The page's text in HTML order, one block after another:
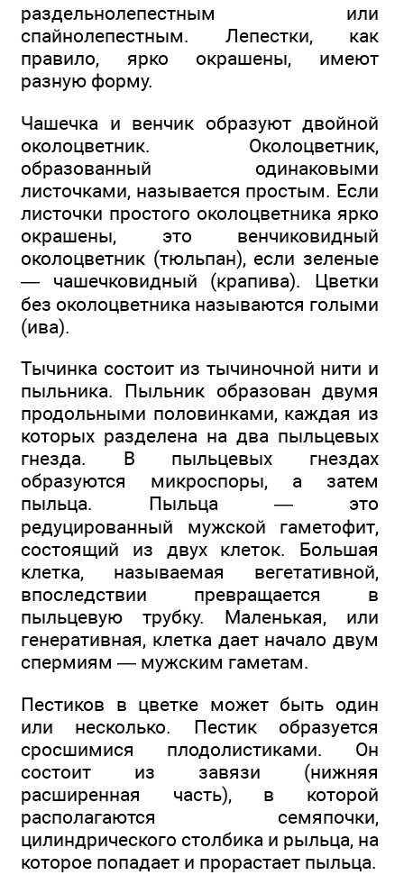
раздельнолепестным или
спайнолепестным. Лепестки, как
правило, ярко окрашены, имеют
разную форму.
Чашечка и венчик образуют двойной
околоцветник. Околоцветник,
образованный одинаковыми
листочками, называется простым. Если
листочки простого околоцветника ярко
окрашены, это венчиковидный
околоцветник (тюльпан), если зеленые
— чашечковидный (крапива). Цветки
без околоцветника называются голыми
(ива).
Тычинка состоит из тычиночной нити и
пыльника. Пыльник образован двумя
продольными половинками, каждая из
которых разделена на два пыльцевых
гнезда. В пыльцевых гнездах
образуются микроспоры, а затем
пыльца. Пыльца — это
редуцированный мужской гаметофит,
состоящий из двух клеток. Большая
клетка, называемая вегетативной,
впоследствии превращается в
пыльцевую трубку. Маленькая, или
генеративная, клетка дает начало двум
спермиям — мужским гаметам.
Пестиков в цветке может быть один
или несколько. Пестик образуется
сросшимися плодолистиками. Он
состоит из завязи (нижняя
расширенная часть), в которой
располагаются семяпочки,
цилиндрического столбика и рыльца, на
которое попадает и прорастает пыльца.